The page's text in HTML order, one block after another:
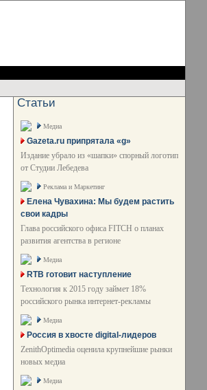
Статьи
Медиа
Gazeta.ru припрятала «g»
Издание убрало из «шапки» спорный логотип
от Студии Лебедева
Реклама и Маркетинг
Елена Чувахина: Мы будем растить
свои кадры
Глава российского офиса FITCH о планах
развития агентства в регионе
Медиа
RTB готовит наступление
Технология к 2015 году займет 18%
российского рынка интернет-рекламы
Медиа
Россия в хвосте digital-лидеров
ZenithOptimedia оценила крупнейшие рынки
новых медиа
Медиа